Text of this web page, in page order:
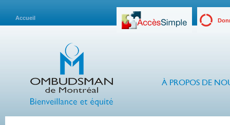
Accueil
À PROPOS DE